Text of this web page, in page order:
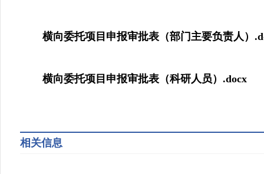
横向委托项目申报审批表（部门主要负责人）
横向委托项目申报审批表（科研人员）.docx
相关信息